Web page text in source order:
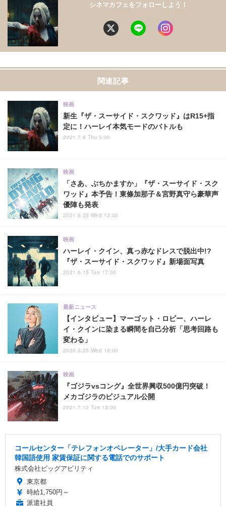
シネマカフェをフォローしよう！
関連記事
新生『ザ・スーサイド・スクワッド』はR15+指
定に！ハーレイ本気モードのバトルも
映画
2021.7.8 Thu 5:00
「さあ、ぶちかますか」『ザ・スーサイド・スク
ワッド』本予告！東條加那子＆宮野真守ら豪華声
優陣も発表
映画
2021.6.23 Wed 12:00
ハーレイ・クイン、真っ赤なドレスで脱出中!?
『ザ・スーサイド・スクワッド』新場面写真
映画
2021.6.15 Tue 17:00
【インタビュー】マーゴット・ロビー、ハーレ
イ・クインに染まる瞬間を自己分析「思考回路も
変わる」
最新ニュース
2020.3.25 Wed 19:00
『ゴジラvsコング』全世界興収500億円突破！
メカゴジラのビジュアル公開
映画
2021.7.13 Tue 12:00
コールセンター「テレフォンオペレーター」/大手カード会社
韓国語使用 家賃保証に関する電話でのサポート
株式会社ビッグアビリティ
東京都
時給1,750円～
派遣社員